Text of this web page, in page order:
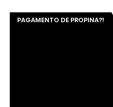
PAGAMENTO DE PROPINA?!